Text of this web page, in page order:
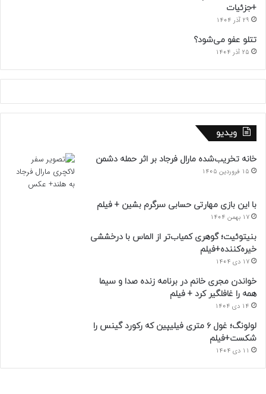
+جزئیات
29 آذر 1404
تتلو عفو می‌شود؟
25 آذر 1404
ویدیو
خانه تخریب‌شده مارال فرجاد بر اثر حمله دشمن
15 فروردین 1405
با این بازی مهارتی حسابی سرگرم بشین + فیلم
17 بهمن 1404
بنیتوئیت؛ گوهری کمیاب‌تر از الماس با درخششی
خیره‌کننده+فیلم
17 دی 1404
خواندن مجری خانم در برنامه زنده صدا و سیما
همه را غافلگیر کرد + فیلم
14 دی 1404
لولونگ؛ غول ۶ متری فیلیپین که رکورد گینس را
شکست+فیلم
11 دی 1404